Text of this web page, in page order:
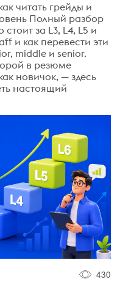
читать грейды и
Полный разбор
за L3, L4, L5 и
и как перевести эти
middle и senior.
в резюме
новичок, — здесь
настоящий
430